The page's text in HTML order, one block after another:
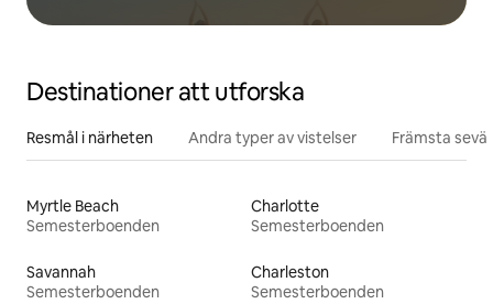
Destinationer att utforska
Resmål i närheten Andra typer av vistelser Främsta
Myrtle Beach
Semesterboenden
Charlotte
Semesterboenden
Savannah
Semesterboenden
Charleston
Semesterboenden